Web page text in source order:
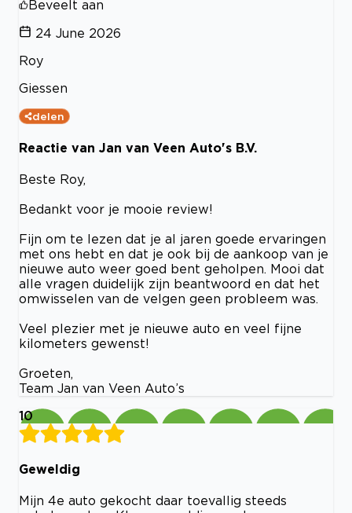
Beveelt aan
24 June 2026
Roy
Giessen
delen
Reactie van Jan van Veen Auto's B.V.
Beste Roy,
Bedankt voor je mooie review!
Fijn om te lezen dat je al jaren goede ervaringen
met ons hebt en dat je ook bij de aankoop van je
nieuwe auto weer goed bent geholpen. Mooi dat
alle vragen duidelijk zijn beantwoord en dat het
omwisselen van de velgen geen probleem was.
Veel plezier met je nieuwe auto en veel fijne
kilometers gewenst!
Groeten,
Team Jan van Veen Auto’s
10
Geweldig
Mijn 4e auto gekocht daar toevallig steeds